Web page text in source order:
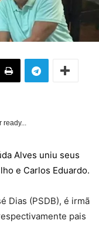
ready...
Alves uniu seus
e Carlos Eduardo.
Dias (PSDB), é irmã
pais